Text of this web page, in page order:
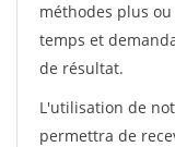
méthodes plus
temps et
de résultat.
L'utilisation de
permettra de